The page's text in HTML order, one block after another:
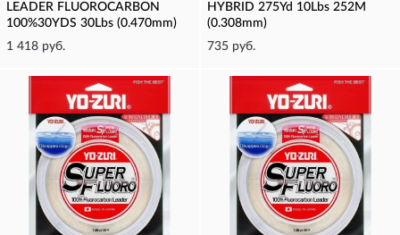
LEADER FLUOROCARBON
100%30YDS 30Lbs (0.470mm)
1 418 руб.
HYBRID 275Yd 10Lbs 252M
(0.308mm)
735 руб.